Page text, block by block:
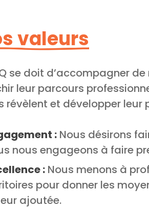
valeurs
se doit d’accompagner
leur parcours
révèlent et développer leur
: Nous désirons
nous engageons à faire
: Nous menons à
pour donner les
ajoutée.